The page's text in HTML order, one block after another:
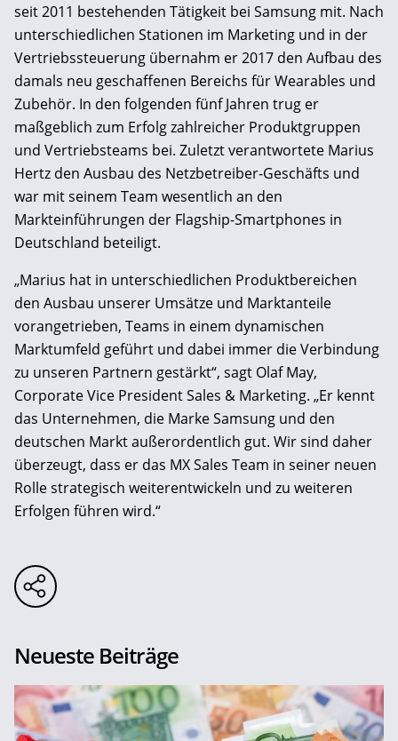
seit 2011 bestehenden Tätigkeit bei Samsung mit. Nach
unterschiedlichen Stationen im Marketing und in der
Vertriebssteuerung übernahm er 2017 den Aufbau des
damals neu geschaffenen Bereichs für Wearables und
Zubehör. In den folgenden fünf Jahren trug er
maßgeblich zum Erfolg zahlreicher Produktgruppen
und Vertriebsteams bei. Zuletzt verantwortete Marius
Hertz den Ausbau des Netzbetreiber-Geschäfts und
war mit seinem Team wesentlich an den
Markteinführungen der Flagship-Smartphones in
Deutschland beteiligt.
„Marius hat in unterschiedlichen Produktbereichen
den Ausbau unserer Umsätze und Marktanteile
vorangetrieben, Teams in einem dynamischen
Marktumfeld geführt und dabei immer die Verbindung
zu unseren Partnern gestärkt“, sagt Olaf May,
Corporate Vice President Sales & Marketing. „Er kennt
das Unternehmen, die Marke Samsung und den
deutschen Markt außerordentlich gut. Wir sind daher
überzeugt, dass er das MX Sales Team in seiner neuen
Rolle strategisch weiterentwickeln und zu weiteren
Erfolgen führen wird.“
Neueste Beiträge